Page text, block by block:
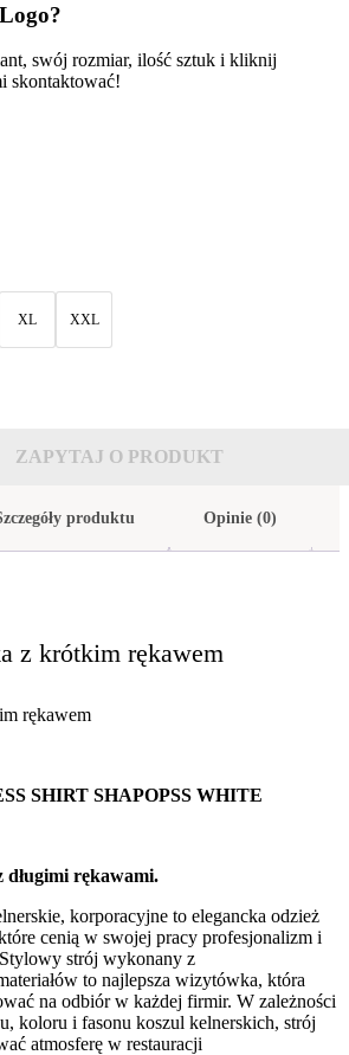
swój rozmiar, ilość sztuk i kliknij
skontaktować!
XL XXL
ZAPYTAJ O PRODUKT
produktu Opinie (0)
z krótkim rękawem
rękawem
SHIRT SHAPOPSS WHITE
długimi rękawami.
korporacyjne to elegancka odzież
cenią w swojej pracy profesjonalizm i
strój wykonany z
to najlepsza wizytówka, która
na odbiór w każdej firmir. W zależności
koloru i fasonu koszul kelnerskich, strój
atmosferę w restauracji